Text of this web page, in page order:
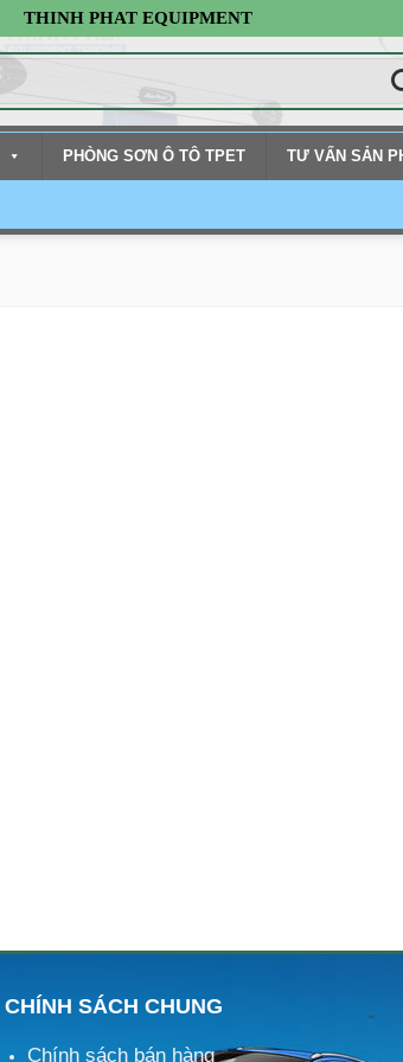
THINH PHAT EQUIPMENT
PHÒNG SƠN Ô TÔ TPET TƯ VẤN SẢN
CHÍNH SÁCH CHUNG
Chính sách bán hàng